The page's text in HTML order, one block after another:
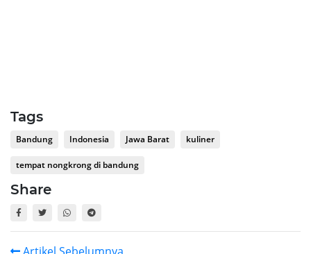
Tags
Bandung Indonesia Jawa Barat kuliner
tempat nongkrong di bandung
Share